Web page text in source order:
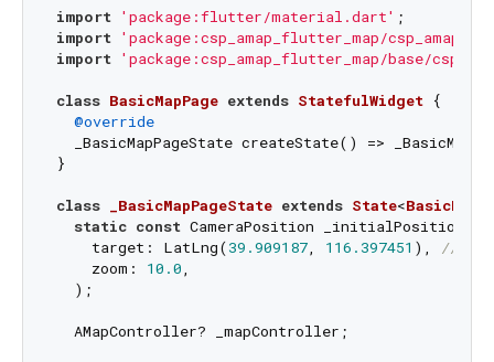
import 'package:flutter/material.dart'
import 'package:csp_amap_flutter_map/
import 'package:csp_amap_flutter_map/base/
class BasicMapPage extends StatefulWidget {
@override
_BasicMapPageState createState() =>
}
class _BasicMapPageState extends State<
static const CameraPosition _initialPosition =
    target: LatLng(
39.909187, 116.397451 ), // 北
    zoom:
10.0,
  );
  AMapController? _mapController;